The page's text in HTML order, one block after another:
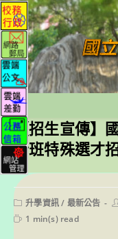
跳
轉
至
主
要
內
容
【招生宣傳】
士班特殊選才
Post
category:
升學資訊/ 最新公告
Reading
1 min(s) read